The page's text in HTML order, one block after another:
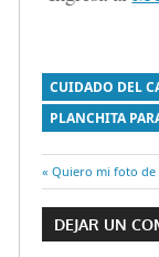
CUIDADO DEL
PLANCHITA
de
Entrada
anterior:
Quiero mi foto de
DEJAR UN